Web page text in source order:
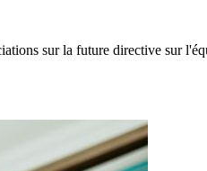
sur la future directive sur